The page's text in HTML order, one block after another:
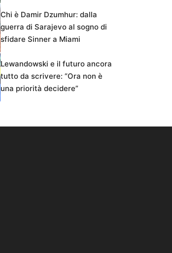
Chi è Damir Dzumhur: dalla
guerra di Sarajevo al sogno di
sfidare Sinner a Miami
Lewandowski e il futuro ancora
tutto da scrivere: “Ora non è
una priorità decidere”